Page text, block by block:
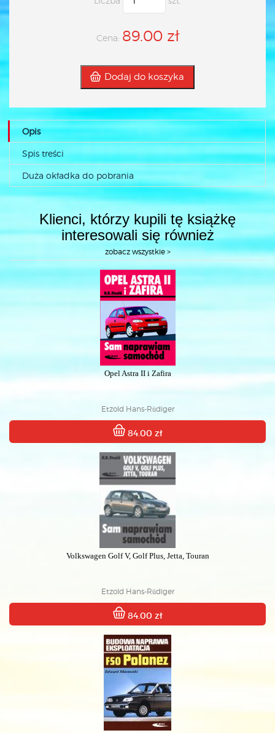
Cena: 89.00 zł
Dodaj do koszyka
Opis
Spis treści
Duża okładka do pobrania
Klienci, którzy kupili tę książkę
interesowali się również
zobacz wszystkie >
Opel Astra II i Zafira
Etzold Hans-Rüdiger
84.00 zł
Volkswagen Golf V, Golf Plus, Jetta, Touran
Etzold Hans-Rüdiger
84.00 zł